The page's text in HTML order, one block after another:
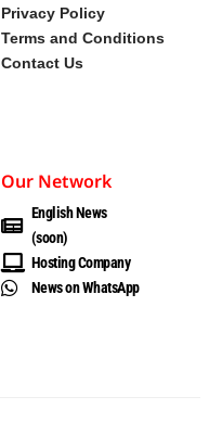
Privacy Policy
Terms and Conditions
Contact Us
Our Network
English News
(soon)
Hosting Company
News on WhatsApp